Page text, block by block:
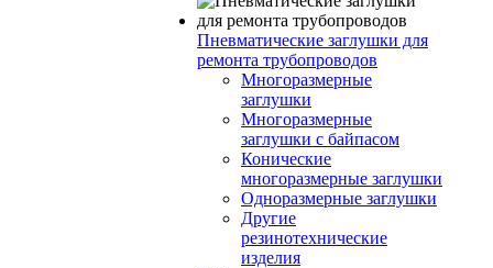
Пневматические заглушки для
ремонта трубопроводов
Многоразмерные
заглушки
Многоразмерные
заглушки с байпасом
Конические
многоразмерные заглушки
Одноразмерные заглушки
Другие
резинотехнические
изделия